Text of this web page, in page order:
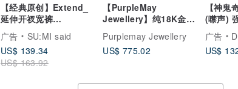
【经典原创】Extend_
延伸开衩宽裤
_CLB005_灰
广告
SU:MI said
US$ 139.34
US$ 163.92
【PurpleMay
Jewellery】纯18K金简
Purplemay Jewellery
US$ 775.02
【神鬼
(噤声)
无框画
广告
US$